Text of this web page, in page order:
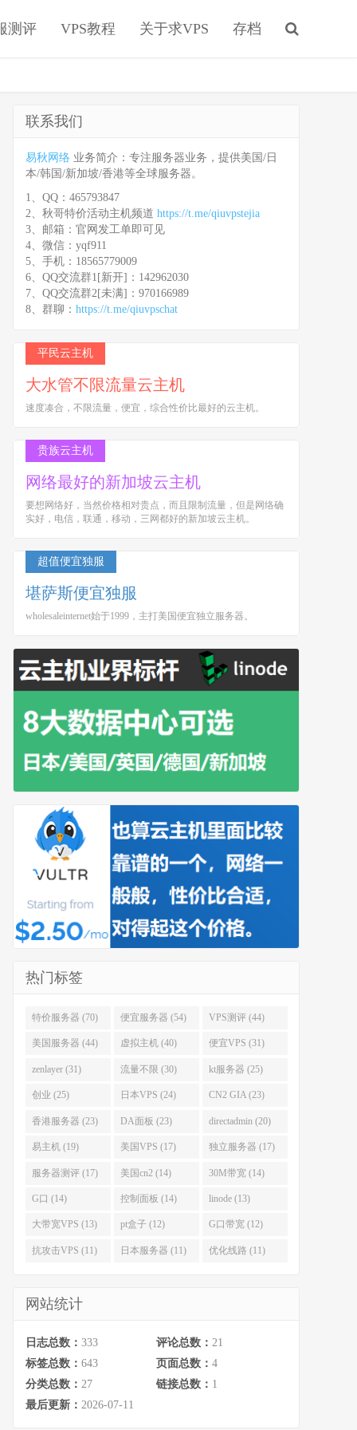
测评 VPS教程 关于求VPS 存档
联系我们
易秋网络 业务简介：专注服务器业务，提供美国/日
本/韩国/新加坡/香港等全球服务器。
1、QQ：465793847
2、秋哥特价活动主机频道 https://t.me/qiuvpstejia
3、邮箱：官网发工单即可见
4、微信：yqf911
5、手机：18565779009
6、QQ交流群1[新开]：142962030
7、QQ交流群2[未满]：970166989
8、群聊： https://t.me/qiuvpschat
平民云主机
大水管不限流量云主机
速度凑合，不限流量，便宜，综合性价比最好的云主机。
贵族云主机
网络最好的新加坡云主机
要想网络好，当然价格相对贵点，而且限制流量，但是网络确
实好，电信，联通，移动，三网都好的新加坡云主机。
超值便宜独服
堪萨斯便宜独服
wholesaleinternet始于1999，主打美国便宜独立服务器。
热门标签
特价服务器 (70) 便宜服务器 (54) VPS测评 (44)
美国服务器 (44) 虚拟主机 (40) 便宜VPS (31)
zenlayer (31) 流量不限 (30) kt服务器 (25)
创业 (25) 日本VPS (24) CN2 GIA (23)
香港服务器 (23) DA面板 (23) directadmin (20)
易主机 (19) 美国VPS (17) 独立服务器 (17)
服务器测评 (17) 美国cn2 (14) 30M带宽 (14)
G口 (14) 控制面板 (14) linode (13)
大带宽VPS (13) pt盒子 (12) G口带宽 (12)
抗攻击VPS (11) 日本服务器 (11) 优化线路 (11)
网站统计
日志总数： 333 评论总数： 21
标签总数： 643 页面总数： 4
分类总数： 27 链接总数： 1
最后更新： 2026-07-11